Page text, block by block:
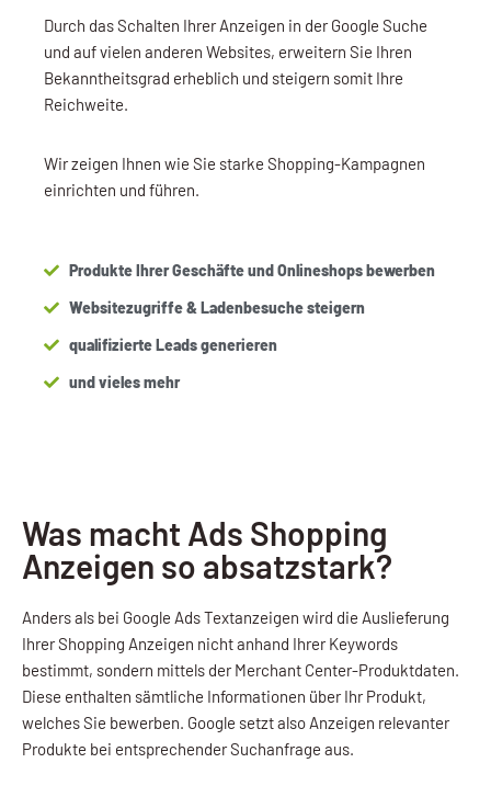
Durch das Schalten Ihrer Anzeigen in der Google Suche
und auf vielen anderen Websites, erweitern Sie Ihren
Bekanntheitsgrad erheblich und steigern somit Ihre
Reichweite.
Wir zeigen Ihnen wie Sie starke Shopping-Kampagnen
einrichten und führen.
Produkte Ihrer Geschäfte und Onlineshops bewerben
Websitezugriffe & Ladenbesuche steigern
qualifizierte Leads generieren
und vieles mehr
Was macht Ads Shopping
Anzeigen so absatzstark?
Anders als bei Google Ads Textanzeigen wird die Auslieferung
Ihrer Shopping Anzeigen nicht anhand Ihrer Keywords
bestimmt, sondern mittels der Merchant Center-Produktdaten.
Diese enthalten sämtliche Informationen über Ihr Produkt,
welches Sie bewerben. Google setzt also Anzeigen relevanter
Produkte bei entsprechender Suchanfrage aus.